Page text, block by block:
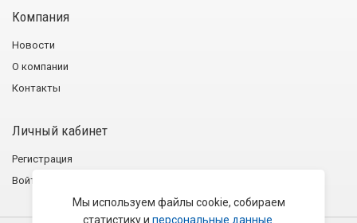
Компания
Новости
О компании
Контакты
Личный кабинет
Регистрация
Войти
Мы используем файлы cookie, собираем
статистику и персональные данные